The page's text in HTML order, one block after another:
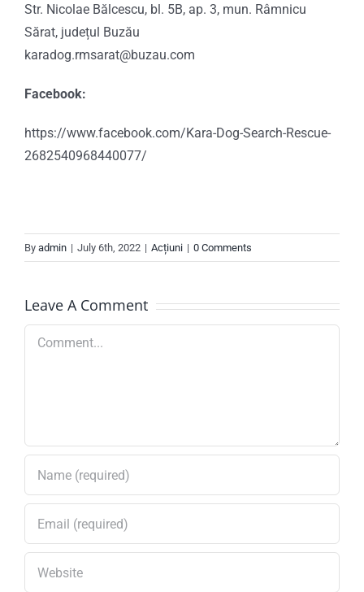
Str. Nicolae Bălcescu, bl. 5B, ap. 3, mun. Râmnicu
Sărat, județul Buzău
karadog.rmsarat@buzau.com
Facebook:
https://www.facebook.com/Kara-Dog-Search-Rescue-
2682540968440077/
By admin | July 6th, 2022 | Acțiuni | 0 Comments
Leave A Comment
Comment